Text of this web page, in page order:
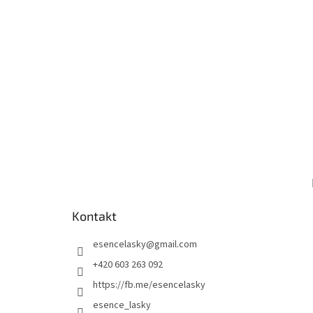
Kontakt
esencelasky@gmail.com
+420 603 263 092
https://fb.me/esencelasky
esence_lasky